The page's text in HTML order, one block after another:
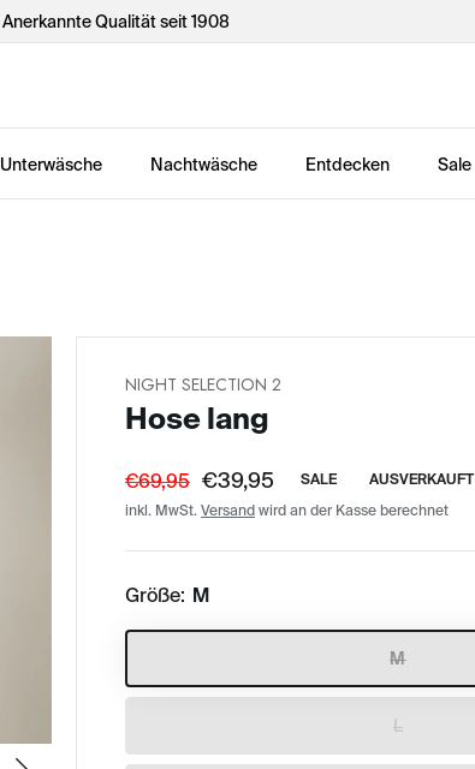
Anerkannte Qualität seit 1908
Unterwäsche Nachtwäsche Entdecken Sale
NIGHT SELECTION 2
Hose lang
€69,95 €39,95 SALE
AUSVERKAUFT
inkl. MwSt. Versand wird an der Kasse berechnet
Größe: M
M
L